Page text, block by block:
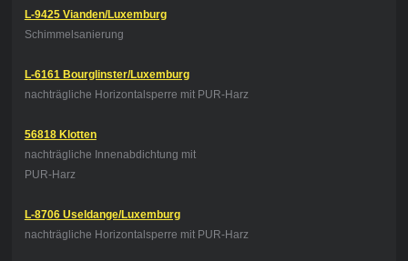
L-9425 Vianden/Luxemburg
Schimmelsanierung
L-6161 Bourglinster/Luxemburg
nachträgliche Horizontalsperre mit PUR-Harz
56818 Klotten
nachträgliche Innenabdichtung mit
PUR-Harz
L-8706 Useldange/Luxemburg
nachträgliche Horizontalsperre mit PUR-Harz